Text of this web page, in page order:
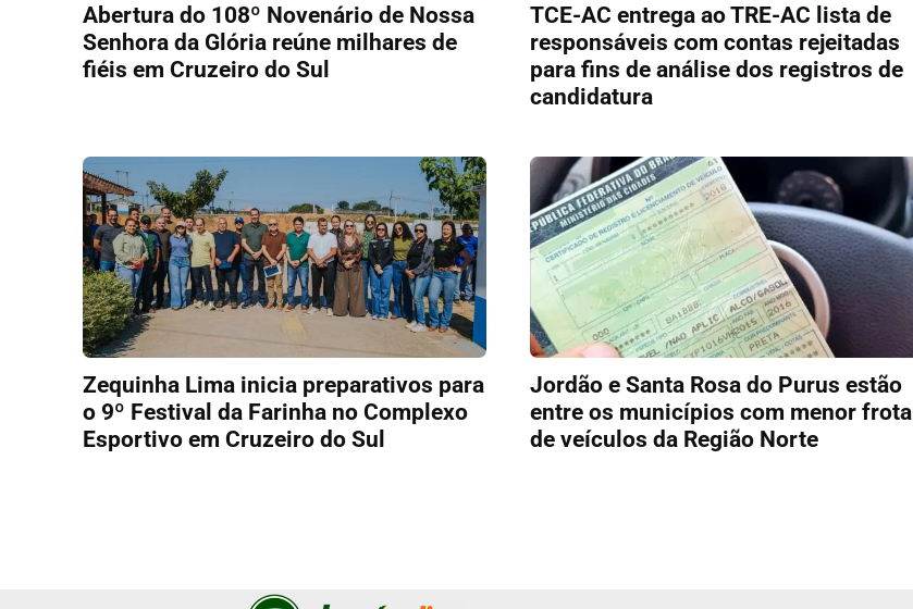
Abertura do 108º Novenário de Nossa
Senhora da Glória reúne milhares de
fiéis em Cruzeiro do Sul
TCE-AC entrega ao TRE-AC lista de
responsáveis com contas rejeitadas
para fins de análise dos registros de
candidatura
Zequinha Lima inicia preparativos para
o 9º Festival da Farinha no Complexo
Esportivo em Cruzeiro do Sul
Jordão e Santa Rosa do Purus estão
entre os municípios com menor frota
de veículos da Região Norte